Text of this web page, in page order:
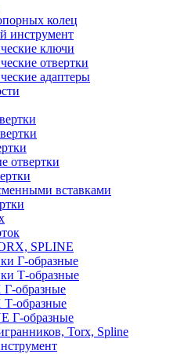
колец
инструмент
ключи
отвертки
адаптеры
отвертки
вставками
SPLINE
Г-образные
Т-образные
образные
образные
Г-образные
Torx, Spline